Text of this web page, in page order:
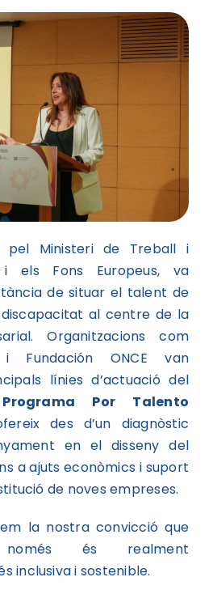
pel Ministeri de Treball i
i els Fons Europeus, va
de situar el talent de
al centre de la
Organitzacions com
Fundación ONCE van
línies d’actuació del
Programa Por Talento
des d’un diagnòstic
en el disseny del
a ajuts econòmics i suport
de noves empreses.
la nostra convicció que
només és realment
inclusiva i sostenible.